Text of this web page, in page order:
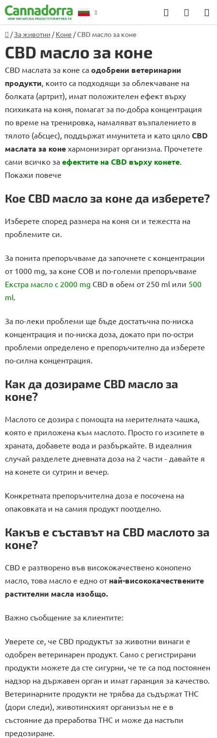
Преминаване
към
съдържанието
Търсене
ЗА
Начало
/За животни / Коне /CBD масло за коне
CBD масло за коне
CBD маслата за коне са одобрени ветеринарни
продукти, които са подходящи за облекчаване на
болката (артрит), имат положителен ефект върху
психиката на коня, помагат за по-добра концентрация
по време на тренировка, намаляват възпалението в
тялото (абсцес), поддържат имунитета и като цяло CBD
маслата за коне хармонизират организма. Прочетете
сами всичко за ефектите на CBD върху конете.
Покажи повече
Кое CBD масло за коне да изберете?
Изберете според размера на коня си и тежестта на
проблемите си.
За понита препоръчваме да започнете с концентрации
от 1000 mg, за коне COB и по-големи препоръчваме
Екстра масло с 2000 mg CBD в обем от 250 ml или 500
ml.
За по-леки проблеми ще бъде достатъчна по-ниска
концентрация и по-ниска доза, докато при по-остри
проблеми определено е препоръчително да изберете
по-силна концентрация.
Как да дозираме CBD масло за
коне?
Маслото се дозира с помощта на мерителната чашка,
която е приложена към маслото. Просто го изсипете в
храната, добавете вода и разбъркайте. В идеалния
случай разделете дневната доза на 2 части - давайте я
на конете си сутрин и вечер.
Конкретната препоръчителна доза е посочена на
опаковката и на самия продукт поотделно.
Какъв е съставът на CBD маслото за
коне?
CBD е разтворено във висококачествено конопено
масло, това масло е едно от най-висококачествените
растителни масла изобщо.
Важно съобщение за клиентите:
Уверете се, че CBD продуктът за животни винаги е
одобрен ветеринарен продукт. Само с регистрирани
продукти можете да сте сигурни, че те са под постоянен
надзор на държавен орган и имат гаранция за качество.
Ветеринарните продукти не трябва да съдържат THC
(дори следи), животинският организъм не е в
състояние да преработва THC и може да настъпи
предозиране.